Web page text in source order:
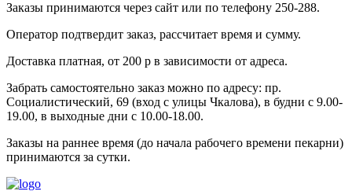
Заказы принимаются через сайт или по телефону 250-288.
Оператор подтвердит заказ, рассчитает время и сумму.
Доставка платная, от 200 р в зависимости от адреса.
Забрать самостоятельно заказ можно по адресу: пр.
Социалистический, 69 (вход с улицы Чкалова), в будни с 9.00-
19.00, в выходные дни с 10.00-18.00.
Заказы на раннее время (до начала рабочего времени пекарни)
принимаются за сутки.